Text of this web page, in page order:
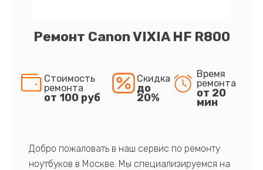
Ремонт Canon VIXIA HF R800
Стоимость
ремонта
от 100 руб
Скидка
до
20%
Время
ремонта
от 20
мин
Добро пожаловать в наш сервис по ремонту
ноутбуков в Москве. Мы специализируемся на